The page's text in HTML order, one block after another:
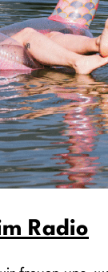
Radio